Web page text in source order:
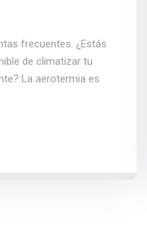
frecuentes. ¿Estás
de climatizar tu
La aerotermia es